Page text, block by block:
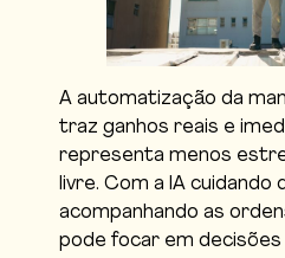
A automatização da
traz ganhos reais e
representa menos
livre. Com a IA cuidando
acompanhando as
pode focar em